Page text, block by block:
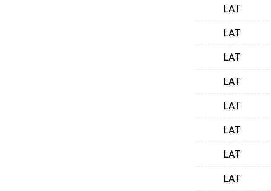
LAT
LAT
LAT
LAT
LAT
LAT
LAT
LAT